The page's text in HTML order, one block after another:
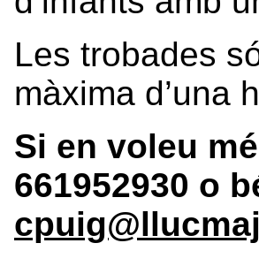
Les trobades
màxima d’una
Si en voleu
661952930 o